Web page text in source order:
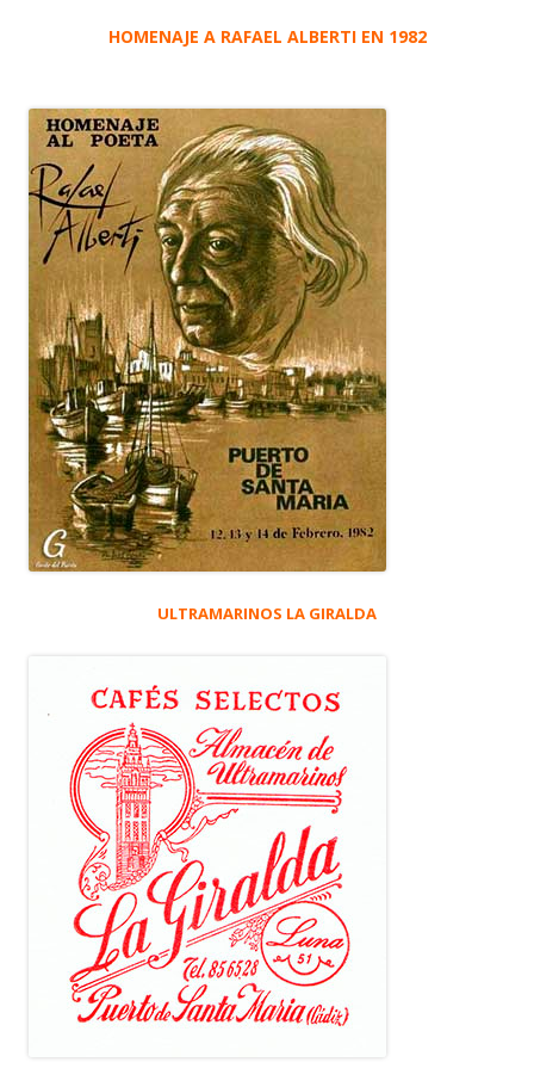
HOMENAJE A RAFAEL ALBERTI EN 1982
ULTRAMARINOS LA GIRALDA